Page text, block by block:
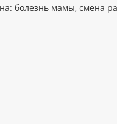
болезнь мамы, смена